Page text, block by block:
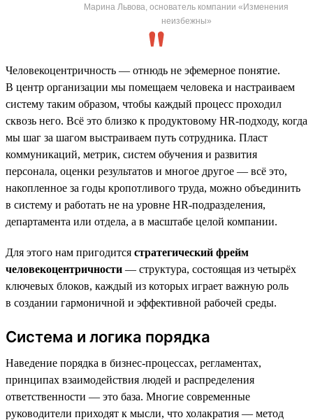
Марина Львова, основатель компании «Изменения
неизбежны»
Человекоцентричность — отнюдь не эфемерное понятие.
В центр организации мы помещаем человека и настраиваем
систему таким образом, чтобы каждый процесс проходил
сквозь него. Всё это близко к продуктовому HR-подходу, когда
мы шаг за шагом выстраиваем путь сотрудника. Пласт
коммуникаций, метрик, систем обучения и развития
персонала, оценки результатов и многое другое — всё это,
накопленное за годы кропотливого труда, можно объединить
в систему и работать не на уровне HR-подразделения,
департамента или отдела, а в масштабе целой компании.
Для этого нам пригодится стратегический фрейм
человекоцентричности — структура, состоящая из четырёх
ключевых блоков, каждый из которых играет важную роль
в создании гармоничной и эффективной рабочей среды.
Система и логика порядка
Наведение порядка в бизнес-процессах, регламентах,
принципах взаимодействия людей и распределения
ответственности — это база. Многие современные
руководители приходят к мысли, что холакратия — метод